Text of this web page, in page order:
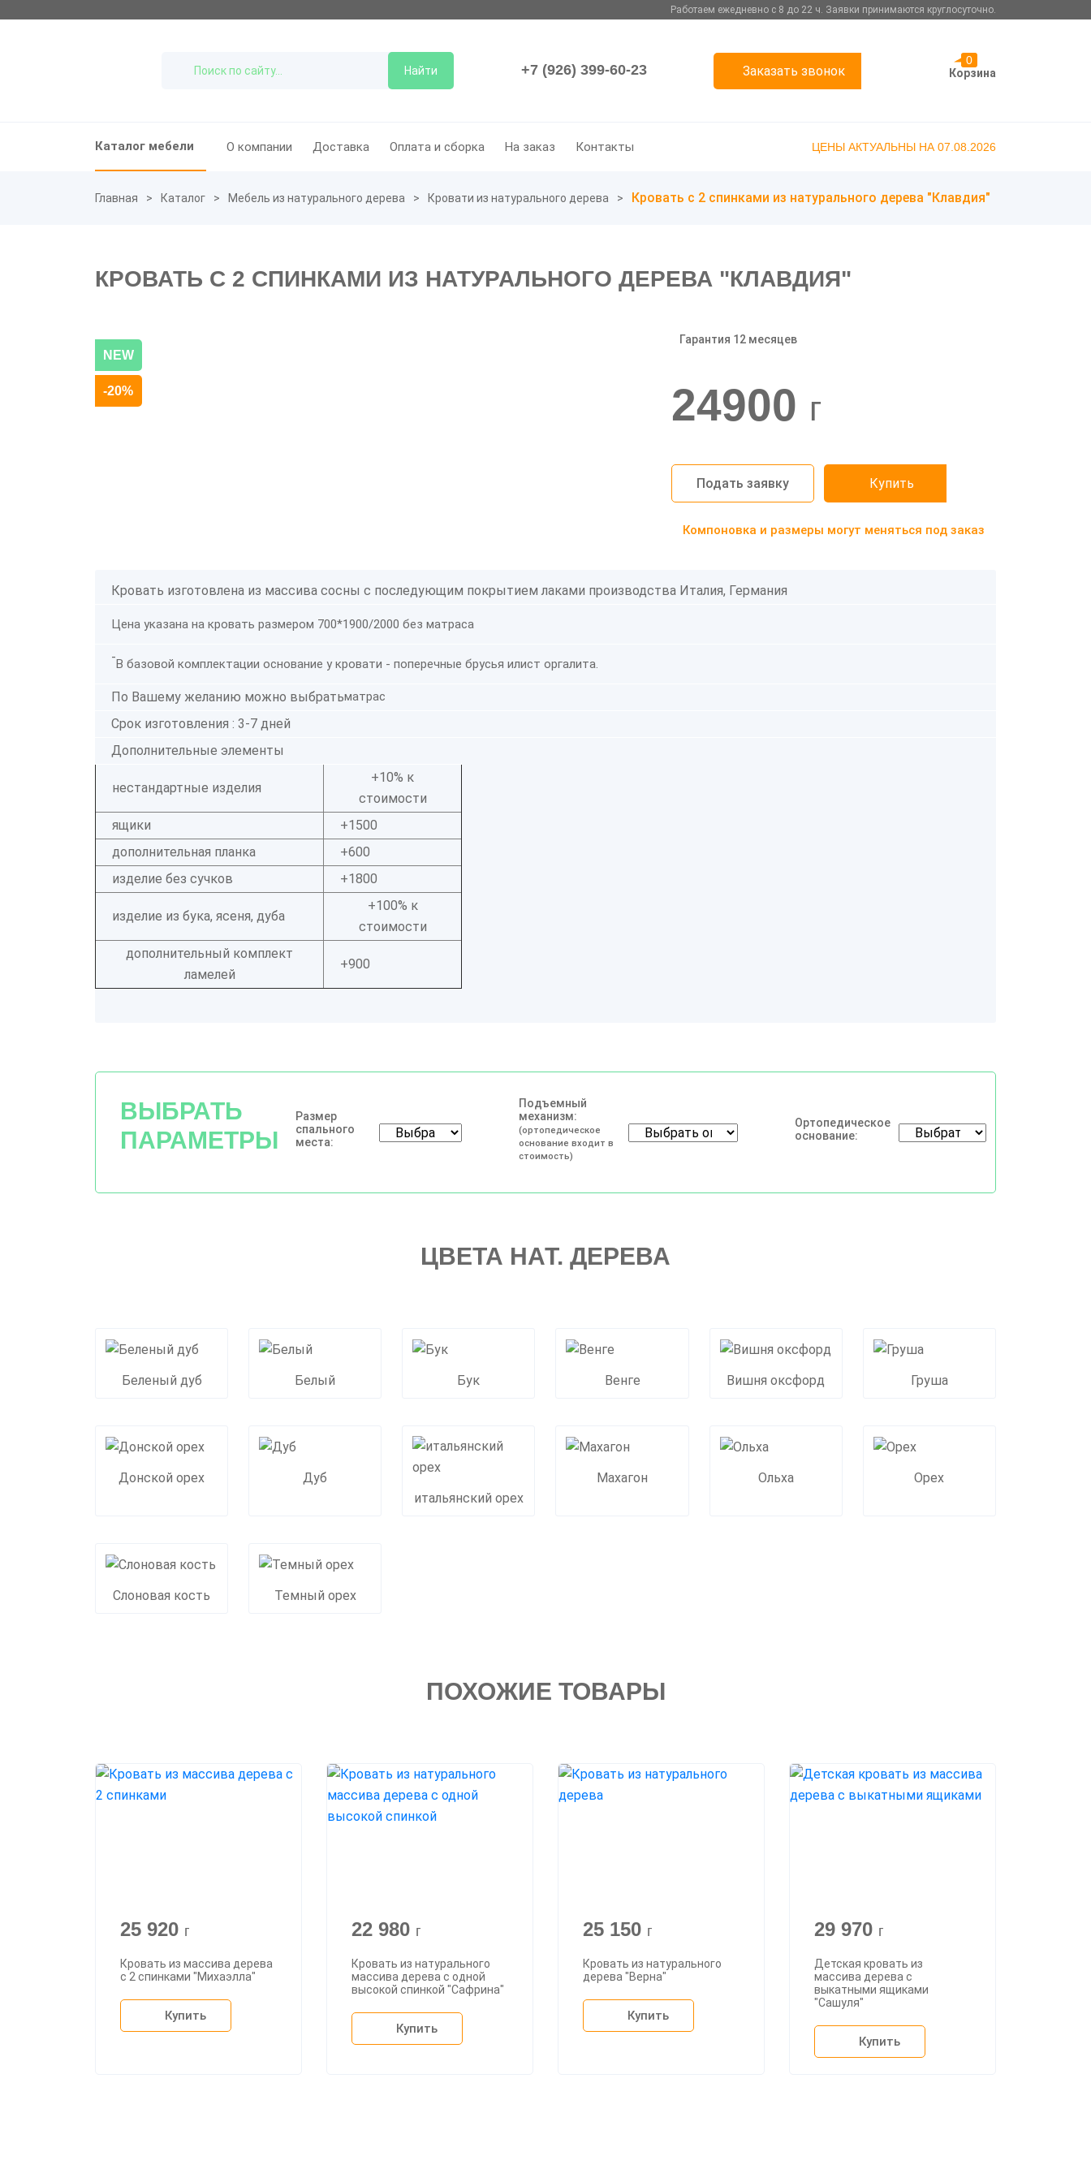
Работаем ежедневно с 8 до 22 ч. Заявки принимаются круглосуточно.
Найти +7 (926) 399-60-23 Заказать звонок
0
Корзина
Каталог мебели О компании Доставка Оплата и сборка На заказ Контакты ЦЕНЫ АКТУАЛЬНЫ НА 07.08.2026
Главная Каталог Мебель из натурального дерева Кровати из натурального дерева Кровать с 2 спинками из натурального дерева "Клавдия"
КРОВАТЬ С 2 СПИНКАМИ ИЗ НАТУРАЛЬНОГО ДЕРЕВА "КЛАВДИЯ"
NEW
-20%
Гарантия 12 месяцев
24900 г
Подать заявку Купить
Компоновка и размеры могут меняться под заказ
Кровать изготовлена из массива сосны с последующим покрытием лаками производства Италия, Германия
Цена указана на кровать размером 700*1900/2000 без матраса
-В базовой комплектации основание у кровати - поперечные брусья илист оргалита.
По Вашему желанию можно выбратьматрас
Срок изготовления : 3-7 дней
Дополнительные элементы
нестандартные изделия
+10% к
стоимости
ящики
+1500
дополнительная планка
+600
изделие без сучков
+1800
изделие из бука, ясеня, дуба
+100% к
стоимости
дополнительный комплект
ламелей
+900
ВЫБРАТЬ
ПАРАМЕТРЫ
Размер
спального
места:
Подъемный
механизм:
(ортопедическое
основание входит в
стоимость)
Ортопедическое
основание:
ЦВЕТА НАТ. ДЕРЕВА
Беленый дуб Белый Бук Венге Вишня оксфорд Груша
Донской орех
Дуб
итальянский орех
Махагон Ольха Орех
Слоновая кость Темный орех
ПОХОЖИЕ ТОВАРЫ
25 920 г
Кровать из массива дерева
с 2 спинками "Михаэлла"
Купить
22 980 г
Кровать из натурального
массива дерева с одной
высокой спинкой "Сафрина"
Купить
25 150 г
Кровать из натурального
дерева "Верна"
Купить
29 970 г
Детская кровать из
массива дерева с
выкатными ящиками
"Сашуля"
Купить